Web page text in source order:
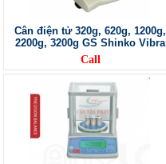
Cân điện tử 320g, 620g, 1200g,
2200g, 3200g GS Shinko Vibra
Call